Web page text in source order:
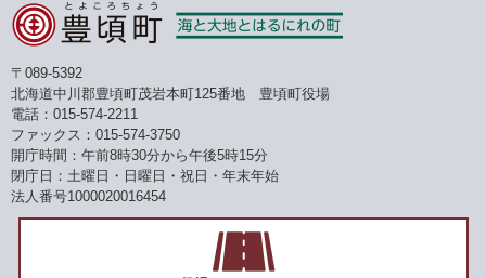
〒089-5392
北海道中川郡豊頃町茂岩本町125番地 豊頃町役場
電話：015-574-2211
ファックス：015-574-3750
開庁時間：午前8時30分から午後5時15分
閉庁日：土曜日・日曜日・祝日・年末年始
法人番号1000020016454